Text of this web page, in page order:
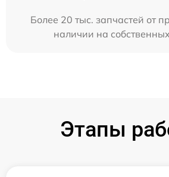
Более 20 тыс. запчастей от
наличии на
Этапы